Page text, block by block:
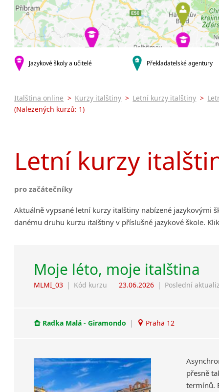
Praha 10
krajská města
Brno
Plzeň
malá města podle abecedy
Online
Letní
Noční
Jazykové školy a učitelé Překladatelské agentury
Italština online > Kurzy italštiny > Letní kurzy italštiny >
(Nalezených kurzů: 1)
Letní kurzy
pro začátečníky
Aktuálně vypsané letní kurzy italštiny nabízené jazykovými
danému druhu kurzu italštiny v příslušné jazykové škole.
Moje léto, moje italština
MLMI_03 | Kód kurzu 23.06.2026 | Poslední
Radka Malá - Giramondo | Praha 12
přesně